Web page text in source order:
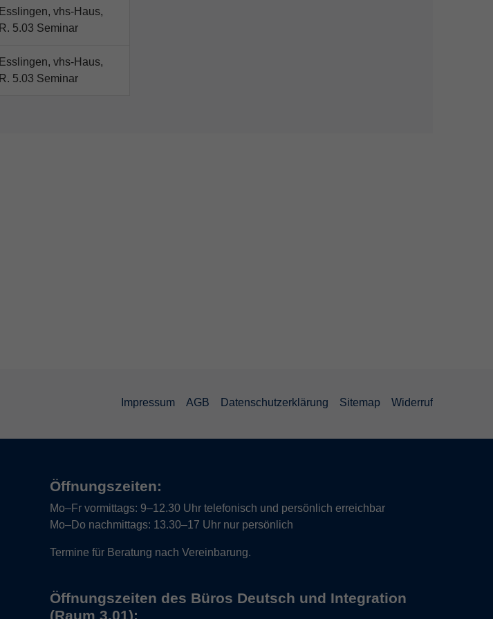
Esslingen, vhs-Haus,
R. 5.03 Seminar
Esslingen, vhs-Haus,
R. 5.03 Seminar
Impressum AGB Datenschutzerklärung Sitemap Widerruf
Öffnungszeiten:
Mo–Fr vormittags: 9–12.30 Uhr telefonisch und persönlich erreichbar
Mo–Do nachmittags: 13.30–17 Uhr nur persönlich
Termine für Beratung nach Vereinbarung.
Öffnungszeiten des Büros Deutsch und Integration
(Raum 3.01):